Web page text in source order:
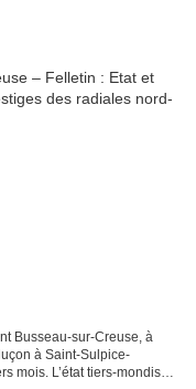
Busseau-sur-Creuse, à
à Saint-Sulpice-
mois. L’état tiers-mondisé